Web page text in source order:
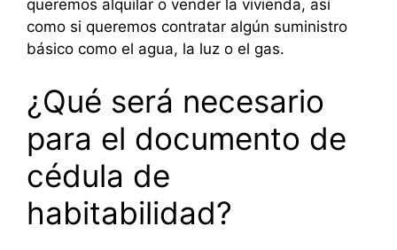
queremos alquilar o vender la vivienda, así
como si queremos contratar algún suministro
básico como el agua, la luz o el gas.
¿Qué será necesario
para el documento de
cédula de
habitabilidad?